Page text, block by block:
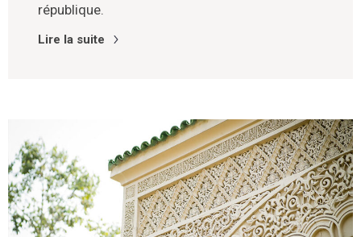
république.
Lire la suite